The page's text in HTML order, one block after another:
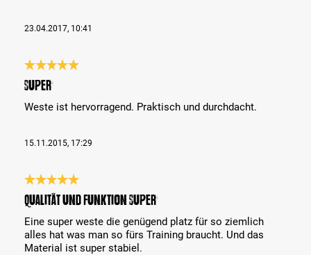
23.04.2017, 10:41
Bewertung mit 5 von 5 Sternen
Super
Weste ist hervorragend. Praktisch und durchdacht.
15.11.2015, 17:29
Bewertung mit 5 von 5 Sternen
Qualität und Funktion super
Eine super weste die genügend platz für so ziemlich
alles hat was man so fürs Training braucht. Und das
Material ist super stabiel.